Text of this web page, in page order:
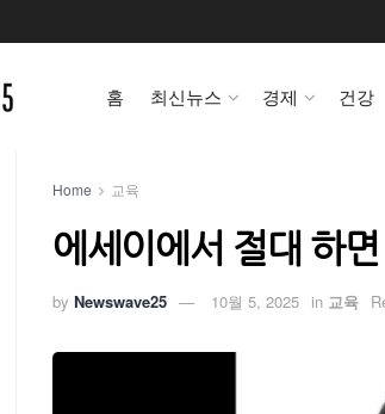
홈 최신뉴스 경제 건강
Home 교육
에세이에서 절대 하
by Newswave25 10월 5, 2025 in 교육